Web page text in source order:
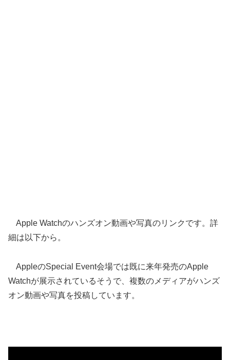
Apple Watchのハンズオン動画や写真のリンクです。詳
細は以下から。
AppleのSpecial Event会場では既に来年発売のApple
Watchが展示されているそうで、複数のメディアがハンズ
オン動画や写真を投稿しています。